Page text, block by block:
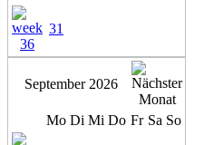
31
September 2026
Mo Di Mi Do Fr Sa So